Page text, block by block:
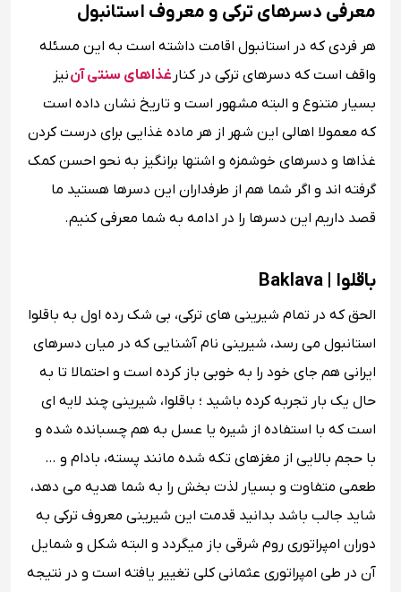
معرفی دسرهای ترکی و معروف استانبول
هر فردی که در استانبول اقامت داشته است به این مسئله
واقف است که دسرهای ترکی در کنار غذاهای سنتی آننیز
بسیار متنوع و البته مشهور است و تاریخ نشان داده است
که معمولا اهالی این شهر از هر ماده‌ غذایی برای درست کردن
غذاها و دسرهای خوشمزه و اشتها برانگیز به نحو احسن کمک
گرفته اند و اگر شما هم از طرفداران این دسرها هستید ما
قصد داریم این دسرها را در ادامه به شما معرفی کنیم.
باقلوا | Baklava
الحق که در تمام شیرینی های ترکی، بی شک رده اول به باقلوا
استانبول می رسد، شیرینی نام آشنایی که در میان دسرهای
ایرانی هم جای خود را به خوبی باز کرده است و احتمالا تا به
حال یک بار تجربه کرده باشید ؛ باقلوا، شیرینی چند لایه ای
است که با استفاده از شیره یا عسل به هم چسبانده شده و
با حجم بالایی از مغزهای تکه شده مانند پسته، بادام و …
طعمی متفاوت و بسیار لذت بخش را به شما هدیه می دهد،
شاید جالب باشد بدانید قدمت این شیرینی معروف ترکی به
دوران امپراتوری روم شرقی باز میگردد و البته شکل و شمایل
آن در طی امپراتوری عثمانی کلی تغییر یافته است و در نتیجه